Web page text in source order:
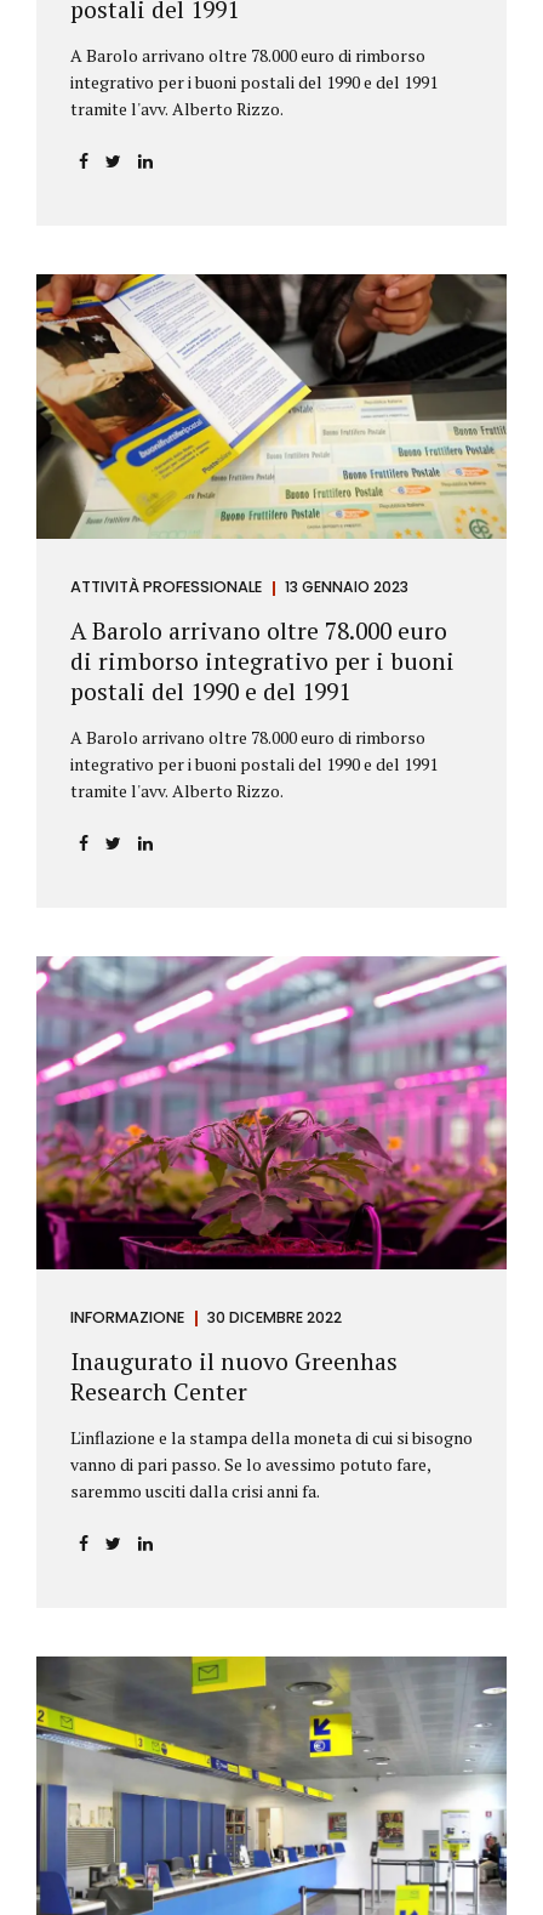
postali del 1991
A Barolo arrivano oltre 78.000 euro di rimborso
integrativo per i buoni postali del 1990 e del 1991
tramite l'avv. Alberto Rizzo.
ATTIVITÀ PROFESSIONALE 13 GENNAIO 2023
A Barolo arrivano oltre 78.000 euro
di rimborso integrativo per i buoni
postali del 1990 e del 1991
A Barolo arrivano oltre 78.000 euro di rimborso
integrativo per i buoni postali del 1990 e del 1991
tramite l'avv. Alberto Rizzo.
INFORMAZIONE 30 DICEMBRE 2022
Inaugurato il nuovo Greenhas
Research Center
L'inflazione e la stampa della moneta di cui si bisogno
vanno di pari passo. Se lo avessimo potuto fare,
saremmo usciti dalla crisi anni fa.